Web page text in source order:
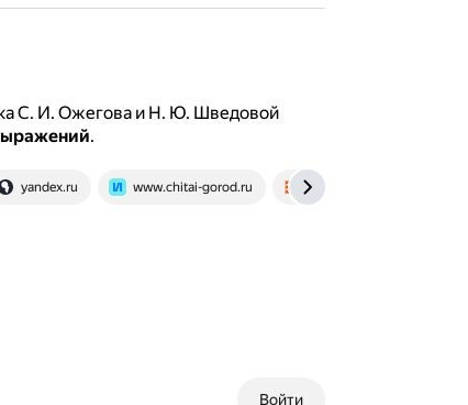
С. И. Ожегова и Н. Ю. Шведовой
.
yandex.ru www.chitai-gorod.ru www.litres.ru
Войти